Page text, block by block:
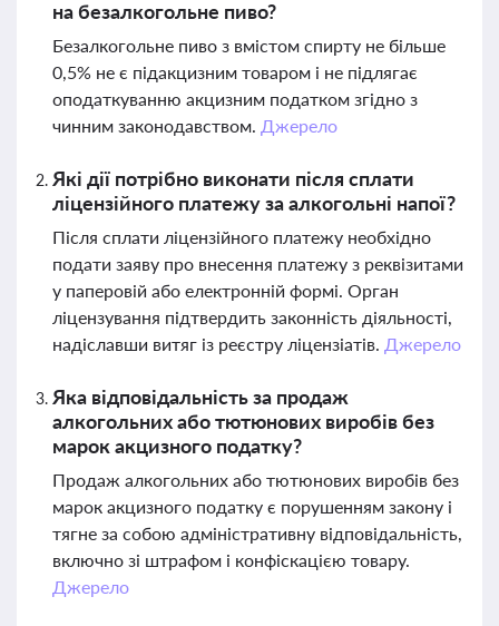
на безалкогольне пиво?
Безалкогольне пиво з вмістом спирту не більше
0,5% не є підакцизним товаром і не підлягає
оподаткуванню акцизним податком згідно з
чинним законодавством. Джерело
Які дії потрібно виконати після сплати
ліцензійного платежу за алкогольні напої?
Після сплати ліцензійного платежу необхідно
подати заяву про внесення платежу з реквізитами
у паперовій або електронній формі. Орган
ліцензування підтвердить законність діяльності,
надіславши витяг із реєстру ліцензіатів. Джерело
Яка відповідальність за продаж
алкогольних або тютюнових виробів без
марок акцизного податку?
Продаж алкогольних або тютюнових виробів без
марок акцизного податку є порушенням закону і
тягне за собою адміністративну відповідальність,
включно зі штрафом і конфіскацією товару.
Джерело